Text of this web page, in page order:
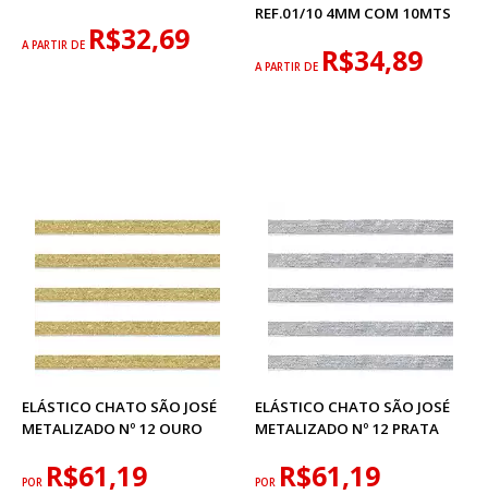
A PARTIR DE R$32,69
REF.01/10 4MM COM 10MTS
A PARTIR DE R$34,89
ELÁSTICO CHATO SÃO JOSÉ
METALIZADO Nº 12 OURO
POR R$61,19
ELÁSTICO CHATO SÃO JOSÉ
METALIZADO Nº 12 PRATA
POR R$61,19